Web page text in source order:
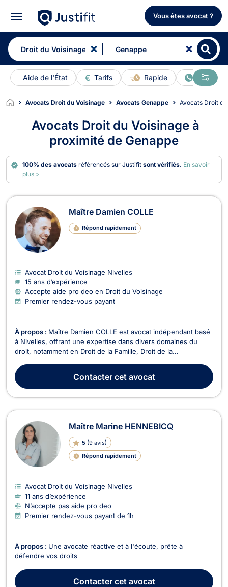
Vous êtes avocat ?
Aide de l'État Tarifs Rapide En ligne
Avocats Droit du Voisinage Avocats Genappe Avocats Droit
Avocats Droit du Voisinage à
proximité de Genappe
100% des avocats référencés sur Justifitsont vérifiés. En savoir
plus >
Avocats en Droit du Voisinage à
Maître Damien COLLE
Répond rapidement
Avocat Droit du Voisinage Nivelles
15 ans d’expérience
Accepte aide pro deo en Droit du Voisinage
Premier rendez-vous payant
À propos : Maître Damien COLLE est avocat indépendant basé
à Nivelles, offrant une expertise dans divers domaines du
droit, notamment en Droit de la Famille, Droit de la
Commerciaux, Recouvrement de créance - Saisie - Procédure
d’exécution, et Droit des Mineurs. En Droit de ...
Contactercet avocat
Maître Marine HENNEBICQ
5 (9 avis)
Répond rapidement
Avocat Droit du Voisinage Nivelles
11 ans d’expérience
N’accepte pas aide pro deo
Premier rendez-vous payant de 1h
À propos : Une avocate réactive et à l'écoute, prête à
défendre vos droits
Contactercet avocat